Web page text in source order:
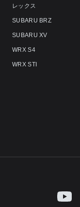
レックス
SUBARU BRZ
SUBARU XV
WRX S4
WRX STI